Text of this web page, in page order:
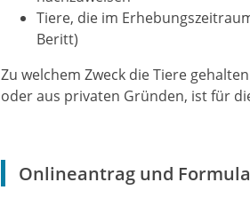
Tiere, die im
Beritt)
Zu welchem Zweck die Tiere
oder aus privaten Gründen, ist für
Onlineantrag und